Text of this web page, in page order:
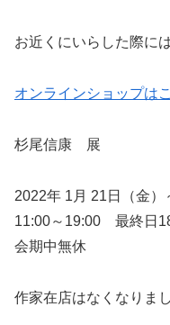
お近くにいらした際
オンラインショップは
杉尾信康 展
2022年 1月 21日（金）
11:00～19:00 最終日
会期中無休
作家在店はなくなりま